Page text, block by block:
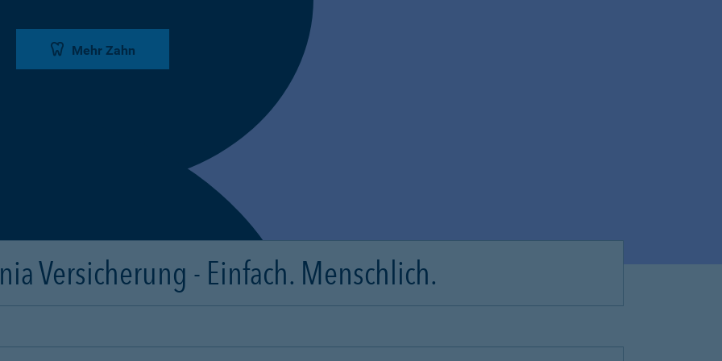
Mehr Zahn
Versicherung - Einfach. Menschlich.